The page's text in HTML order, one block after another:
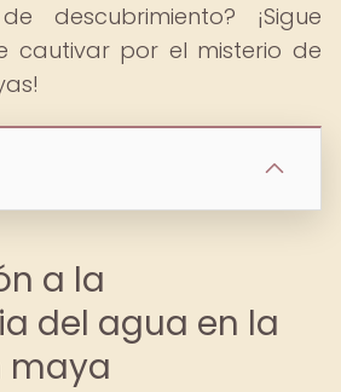
descubrimiento? ¡Sigue
cautivar por el misterio de
a la
del agua en la
maya